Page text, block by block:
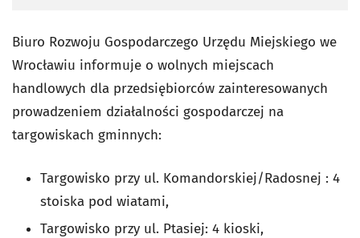
Biuro Rozwoju Gospodarczego Urzędu Miejskiego we
Wrocławiu informuje o wolnych miejscach
handlowych dla przedsiębiorców zainteresowanych
prowadzeniem działalności gospodarczej na
targowiskach gminnych:
Targowisko przy ul. Komandorskiej/Radosnej : 4
stoiska pod wiatami,
Targowisko przy ul. Ptasiej: 4 kioski,